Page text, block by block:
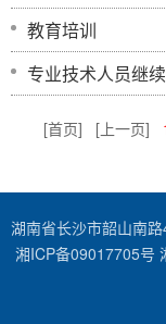
教育培训
专业技术人员继
[首页] [上一页]
湖南省长沙市韶山南
湘ICP备09017705号